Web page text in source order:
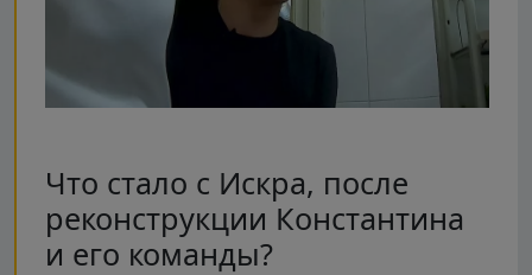
Что стало с Искра, после
реконструкции Константина
и его команды?